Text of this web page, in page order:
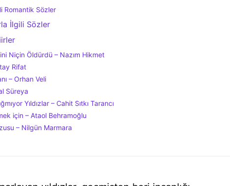
Romantik Sözler
İlgili Sözler
Niçin Öldürdü – Nazım Hikmet
Rifat
– Orhan Veli
Süreya
Yıldızlar – Cahit Sıtkı Tarancı
için – Ataol Behramoğlu
– Nilgün Marmara